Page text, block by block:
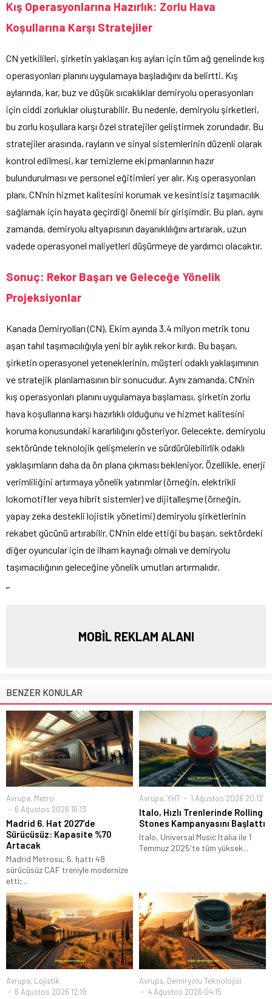
Kış Operasyonlarına Hazırlık: Zorlu Hava
Koşullarına Karşı Stratejiler
CN yetkilileri, şirketin yaklaşan kış ayları için tüm ağ genelinde kış
operasyonları planını uygulamaya başladığını da belirtti. Kış
aylarında, kar, buz ve düşük sıcaklıklar demiryolu operasyonları
için ciddi zorluklar oluşturabilir. Bu nedenle, demiryolu şirketleri,
bu zorlu koşullara karşı özel stratejiler geliştirmek zorundadır. Bu
stratejiler arasında, rayların ve sinyal sistemlerinin düzenli olarak
kontrol edilmesi, kar temizleme ekipmanlarının hazır
bulundurulması ve personel eğitimleri yer alır. Kış operasyonları
planı, CN’nin hizmet kalitesini korumak ve kesintisiz taşımacılık
sağlamak için hayata geçirdiği önemli bir girişimdir. Bu plan, aynı
zamanda, demiryolu altyapısının dayanıklılığını artırarak, uzun
vadede operasyonel maliyetleri düşürmeye de yardımcı olacaktır.
Sonuç: Rekor Başarı ve Geleceğe Yönelik
Projeksiyonlar
Kanada Demiryolları (CN), Ekim ayında 3.4 milyon metrik tonu
aşan tahıl taşımacılığıyla yeni bir aylık rekor kırdı. Bu başarı,
şirketin operasyonel yeteneklerinin, müşteri odaklı yaklaşımının
ve stratejik planlamasının bir sonucudur. Aynı zamanda, CN’nin
kış operasyonları planını uygulamaya başlaması, şirketin zorlu
hava koşullarına karşı hazırlıklı olduğunu ve hizmet kalitesini
koruma konusundaki kararlılığını gösteriyor. Gelecekte, demiryolu
sektöründe teknolojik gelişmelerin ve sürdürülebilirlik odaklı
yaklaşımların daha da ön plana çıkması bekleniyor. Özellikle, enerji
verimliliğini artırmaya yönelik yatırımlar (örneğin, elektrikli
lokomotifler veya hibrit sistemler) ve dijitalleşme (örneğin,
yapay zeka destekli lojistik yönetimi) demiryolu şirketlerinin
rekabet gücünü artırabilir. CN’nin elde ettiği bu başarı, sektördeki
diğer oyuncular için de ilham kaynağı olmalı ve demiryolu
taşımacılığının geleceğine yönelik umutları artırmalıdır.
“`
MOBİL REKLAM ALANI
BENZER KONULAR
Avrupa, Metro
6 Ağustos 2026 16:13
Madrid 6. Hat 2027’de
Sürücüsüz: Kapasite %70
Artacak
Madrid Metrosu, 6. hattı 48
sürücüsüz CAF treniyle modernize
etti;...
Avrupa, YHT 1 Ağustos 2026 20:12
Italo, Hızlı Trenlerinde Rolling
Stones Kampanyasını Başlattı
Italo, Universal Music Italia ile 1
Temmuz 2025'te tüm yüksek...
Avrupa, Lojistik
6 Ağustos 2026 12:19
Avrupa, Demiryolu Teknolojisi
4 Ağustos 2026 04:15